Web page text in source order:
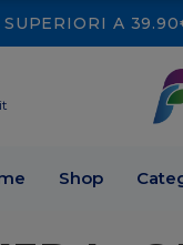
A
Shop